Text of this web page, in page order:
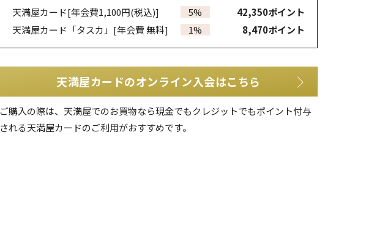
天満屋カード[年会費1,100円(税込)] 5% 42,350ポイント
天満屋カード「タスカ」 [年会費 無料] 1% 8,470ポイント
天満屋カードのオンライン入会はこちら
ご購入の際は、天満屋でのお買物なら現金でもクレジットでもポイント付与
される天満屋カードのご利用がおすすめです。